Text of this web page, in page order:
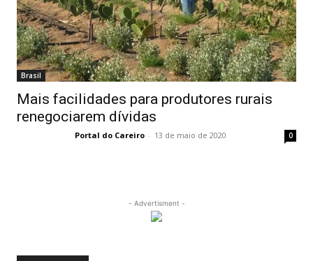
Brasil
Mais facilidades para produtores rurais
renegociarem dívidas
Portal do Careiro - 13 de maio de 2020 0
- Advertisment -